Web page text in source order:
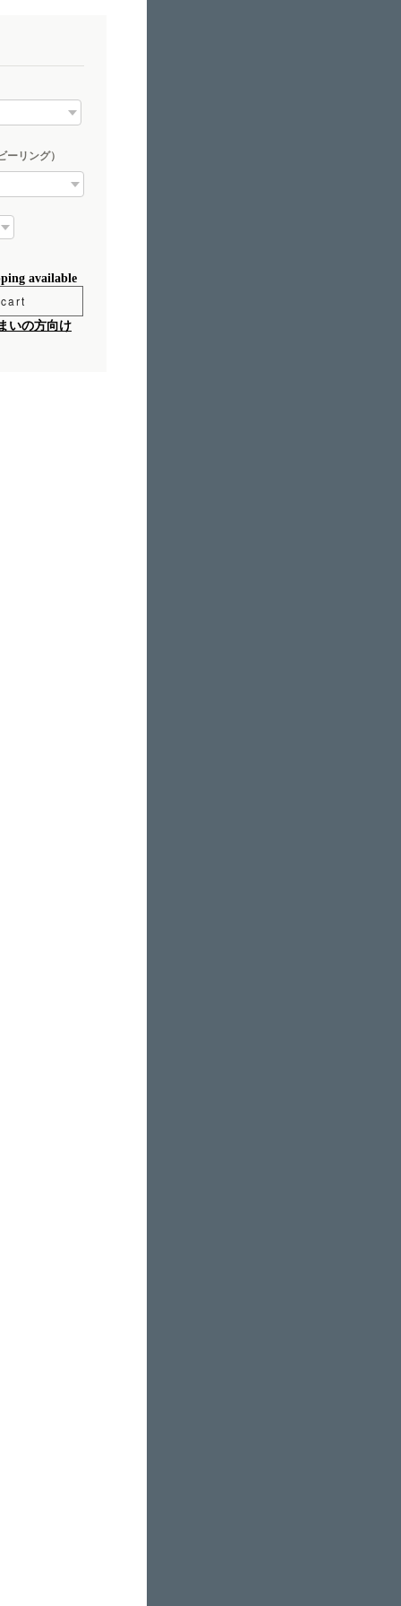
ーリング）
available
いの方向け